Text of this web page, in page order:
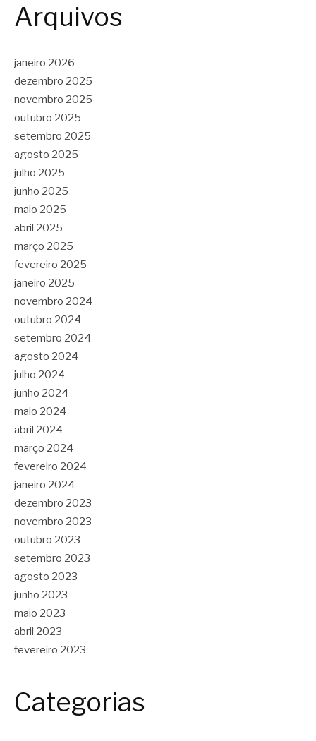
Arquivos
janeiro 2026
dezembro 2025
novembro 2025
outubro 2025
setembro 2025
agosto 2025
julho 2025
junho 2025
maio 2025
abril 2025
março 2025
fevereiro 2025
janeiro 2025
novembro 2024
outubro 2024
setembro 2024
agosto 2024
julho 2024
junho 2024
maio 2024
abril 2024
março 2024
fevereiro 2024
janeiro 2024
dezembro 2023
novembro 2023
outubro 2023
setembro 2023
agosto 2023
junho 2023
maio 2023
abril 2023
fevereiro 2023
Categorias